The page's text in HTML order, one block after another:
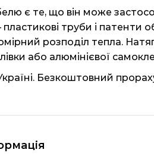
є те, що він може
труби і патенти
розподіл тепла.
або алюмінієвої
Безкоштовний